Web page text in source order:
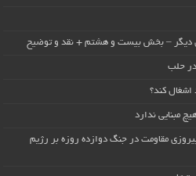
ای دیگر – بخش بیست و هشتم + نقد و توضیح
در حلب
کند؟
مبنایی ندارد
مقاومت در جنگ دوازده روزه بر رژیم